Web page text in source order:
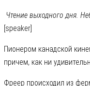
Чтение выходного дня.
[speaker]
Пионером канадской
причем, как ни
Фреер происходил из